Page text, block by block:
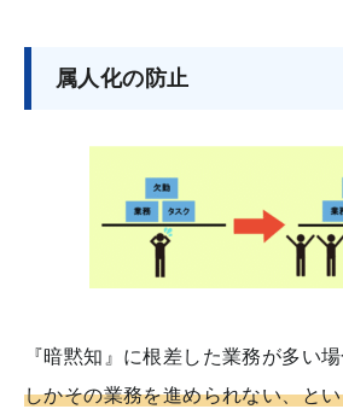
属人化の防止
『暗黙知』に根差した業務が多い
しかその業務を進められない、と